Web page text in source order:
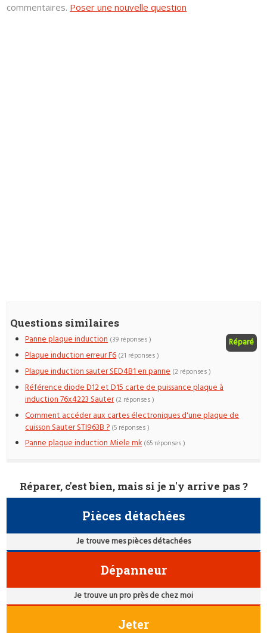
commentaires. Poser une nouvelle question
Questions similaires
Panne plaque induction Réparé
(39 réponses )
Plaque induction erreur F6 (21 réponses )
Plaque induction sauter SED4B1 en panne (2 réponses )
Référence diode D12 et D15 carte de puissance plaque à
induction 76x4223 Sauter (2 réponses )
Comment accéder aux cartes électroniques d'une plaque de
cuisson Sauter STI963B ? (5 réponses )
Panne plaque induction Miele mk (65 réponses )
Réparer, c'est bien, mais si je n'y arrive pas ?
Pièces détachées
Je trouve mes pièces détachées
Dépanneur
Je trouve un pro près de chez moi
Jeter